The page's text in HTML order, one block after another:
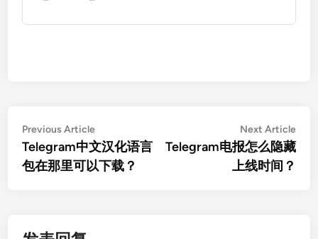
文
章
导
Previous ArticlePrevious
article:
Telegram中文汉化语言
包在那里可以下载？
Next Article
Telegram电报怎么隐藏
上线时间？